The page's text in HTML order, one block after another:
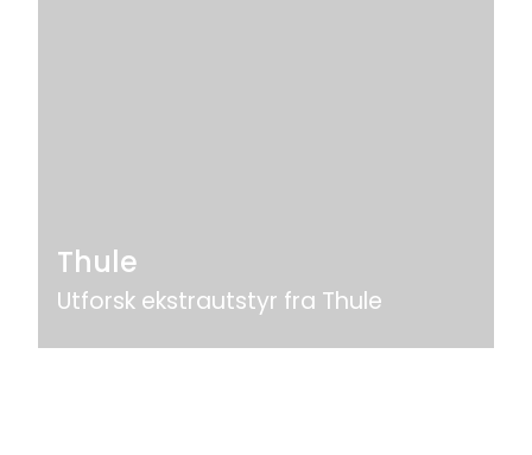
Thule
Utforsk ekstrautstyr fra Thule